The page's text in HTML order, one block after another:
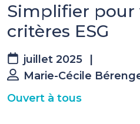
Simplifier pour
critères ESG
juillet 2025
Marie-Cécile
Ouvert à tous